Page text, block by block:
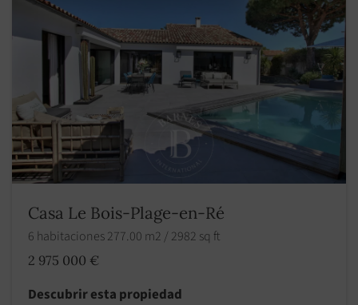
Casa Le Bois-Plage-en-Ré
6 habitaciones 277.00 m2 / 2982 sq ft
2 975 000 €
Descubrir esta propiedad